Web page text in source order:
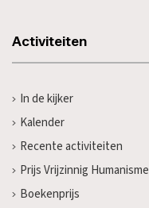
Activiteiten
In de kijker
Kalender
Recente activiteiten
Prijs Vrijzinnig Humanisme
Boekenprijs